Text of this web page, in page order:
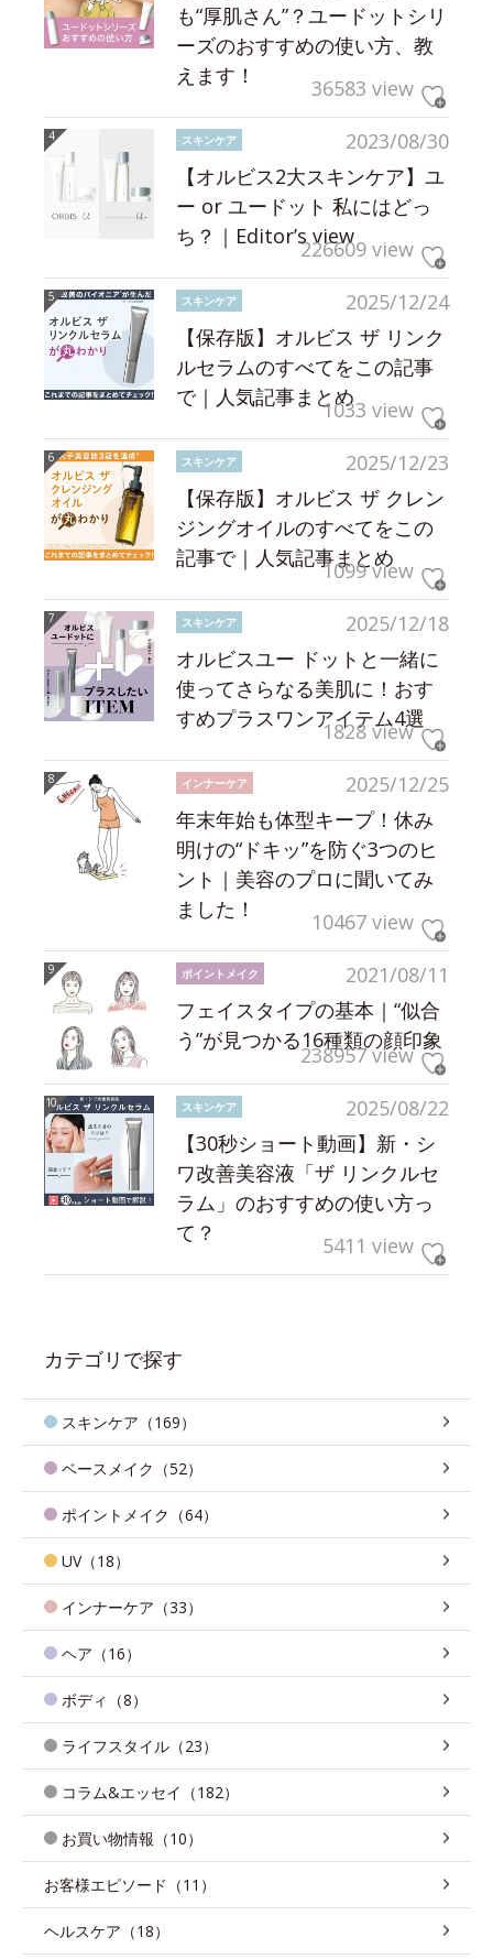
も“厚肌さん”？ユードットシリ
ーズのおすすめの使い方、教
えます！
36583 view
2023/08/30
スキンケア
【オルビス2大スキンケア】ユ
ー or ユードット 私にはどっ
ち？｜Editor’s view226609 view
2025/12/24
スキンケア
【保存版】オルビス ザ リンク
ルセラムのすべてをこの記事
で｜人気記事まとめ1033 view
2025/12/23
スキンケア
【保存版】オルビス ザ クレン
ジングオイルのすべてをこの
記事で｜人気記事まとめ
1099 view
2025/12/18
スキンケア
オルビスユー ドットと一緒に
使ってさらなる美肌に！おす
すめプラスワンアイテム4選
1828 view
2025/12/25
インナーケア
年末年始も体型キープ！休み
明けの“ドキッ”を防ぐ3つのヒ
ント｜美容のプロに聞いてみ
ました！
10467 view
2021/08/11
ポイントメイク
フェイスタイプの基本｜“似合
う”が見つかる16種類の顔印象
238957 view
2025/08/22
スキンケア
【30秒ショート動画】新・シ
ワ改善美容液「ザ リンクルセ
ラム」のおすすめの使い方っ
て？
5411 view
カテゴリで探す
スキンケア（169）
ベースメイク（52）
ポイントメイク（64）
UV（18）
インナーケア（33）
ヘア（16）
ボディ（8）
ライフスタイル（23）
コラム&エッセイ（182）
お買い物情報（10）
お客様エピソード（11）
ヘルスケア（18）